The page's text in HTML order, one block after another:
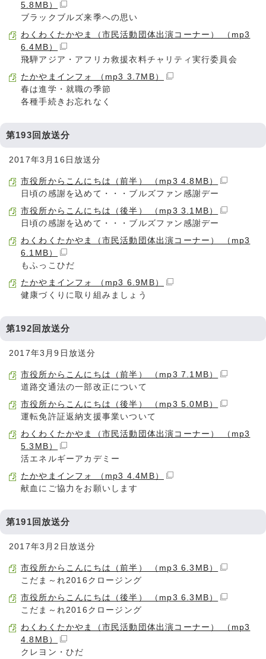
5.8MB）
ブラックブルズ来季への思い
わくわくたかやま（市民活動団体出演コーナー） （mp3
6.4MB）
飛騨アジア・アフリカ救援衣料チャリティ実行委員会
たかやまインフォ （mp3 3.7MB）
春は進学・就職の季節
各種手続きお忘れなく
第193回放送分
2017年3月16日放送分
市役所からこんにちは（前半） （mp3 4.8MB）
日頃の感謝を込めて・・・ブルズファン感謝デー
市役所からこんにちは（後半） （mp3 3.1MB）
日頃の感謝を込めて・・・ブルズファン感謝デー
わくわくたかやま（市民活動団体出演コーナー） （mp3
6.1MB）
もふっこひだ
たかやまインフォ （mp3 6.9MB）
健康づくりに取り組みましょう
第192回放送分
2017年3月9日放送分
市役所からこんにちは（前半） （mp3 7.1MB）
道路交通法の一部改正について
市役所からこんにちは（後半） （mp3 5.0MB）
運転免許証返納支援事業いついて
わくわくたかやま（市民活動団体出演コーナー） （mp3
5.3MB）
活エネルギーアカデミー
たかやまインフォ （mp3 4.4MB）
献血にご協力をお願いします
第191回放送分
2017年3月2日放送分
市役所からこんにちは（前半） （mp3 6.3MB）
こだま～れ2016クロージング
市役所からこんにちは（後半） （mp3 6.3MB）
こだま～れ2016クロージング
わくわくたかやま（市民活動団体出演コーナー） （mp3
4.8MB）
クレヨン・ひだ